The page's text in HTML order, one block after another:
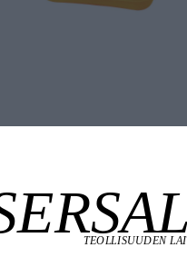
Tekniset edut
täyttöpullo